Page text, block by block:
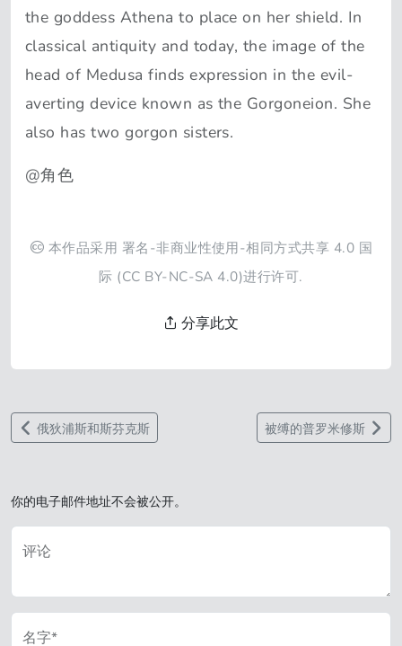
the goddess Athena to place on her shield. In
classical antiquity and today, the image of the
head of Medusa finds expression in the evil-
averting device known as the Gorgoneion. She
also has two gorgon sisters.
@角色
本作品采用 署名-非商业性使用-相同方式共享 4.0 国
际 (CC BY-NC-SA 4.0)进行许可.
分享此文
俄狄浦斯和斯芬克斯 被缚的普罗米修斯
你的电子邮件地址不会被公开。
评论
名字*